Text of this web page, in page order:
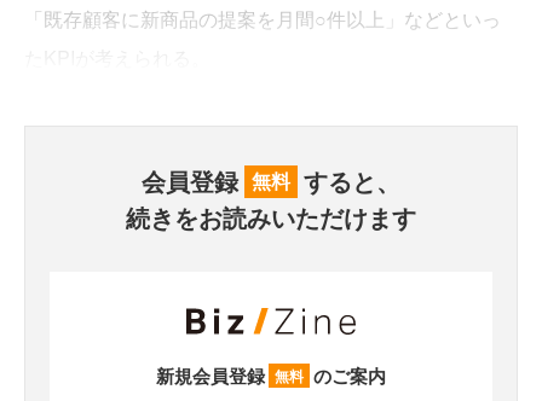
「既存顧客に新商品の提案を月間○件以上」などといっ
会員登録 無料 すると、
続きをお読みいただけます
新規会員登録 無料 のご案内